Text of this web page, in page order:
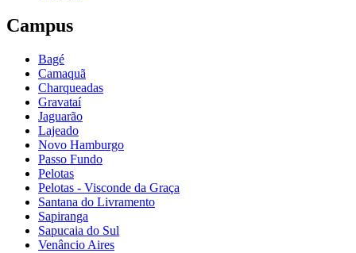
Campus
Bagé
Camaquã
Charqueadas
Gravataí
Jaguarão
Lajeado
Novo Hamburgo
Passo Fundo
Pelotas
Pelotas - Visconde da Graça
Santana do Livramento
Sapiranga
Sapucaia do Sul
Venâncio Aires